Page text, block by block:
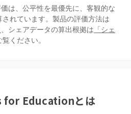
は、公平性を最優先に、客観的な
れています。製品の評価方法は
、シェアデータの算出根拠は 「シェ
覧ください。
for Educationとは